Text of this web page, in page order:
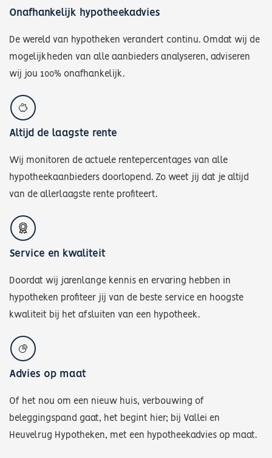
Onafhankelijk hypotheekadvies
De wereld van hypotheken verandert continu. Omdat wij de
mogelijkheden van alle aanbieders analyseren, adviseren
wij jou 100% onafhankelijk.
Altijd de laagste rente
Wij monitoren de actuele rentepercentages van alle
hypotheekaanbieders doorlopend. Zo weet jij dat je altijd
van de allerlaagste rente profiteert.
Service en kwaliteit
Doordat wij jarenlange kennis en ervaring hebben in
hypotheken profiteer jij van de beste service en hoogste
kwaliteit bij het afsluiten van een hypotheek.
Advies op maat
Of het nou om een nieuw huis, verbouwing of
beleggingspand gaat, het begint hier; bij Vallei en
Heuvelrug Hypotheken, met een hypotheekadvies op maat.